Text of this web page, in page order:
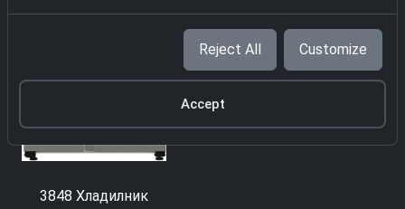
3848 Хладилник
Reject All Customize
Accept